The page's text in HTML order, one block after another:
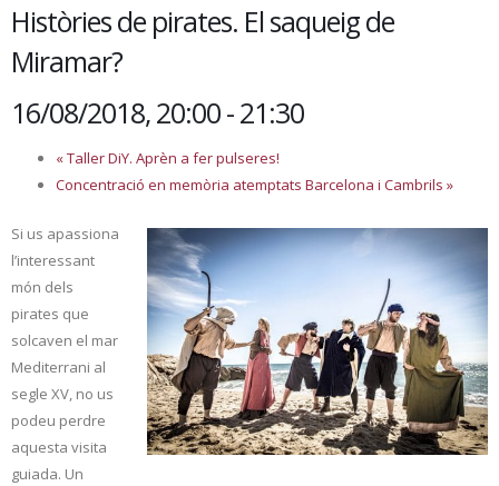
Històries de pirates. El saqueig de
Miramar?
16/08/2018, 20:00-21:30
«Taller DiY. Aprèn a fer pulseres!
Concentració en memòria atemptats Barcelona i Cambrils »
Si us apassiona
l’interessant
món dels
pirates que
solcaven el mar
Mediterrani al
segle XV, no us
podeu perdre
aquesta visita
guiada. Un